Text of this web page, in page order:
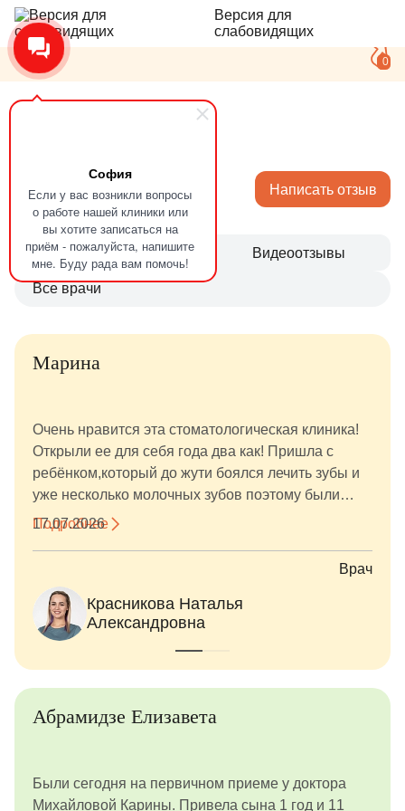
София
Если у вас возникли вопросы
о работе нашей клиники или
вы хотите записаться на
приём - пожалуйста, напишите
мне. Буду рада вам помочь!
Версия для
слабовидящих
0
Отзывы Написать отзыв
Все врачи
Все Видеоотзывы
Марина
Очень нравится эта стоматологическая клиника!
Открыли ее для себя года два как! Пришла с
ребёнком,который до жути боялся лечить зубы и
уже несколько молочных зубов поэтому были
потеряны. Нам очень повезло встретить
Наталью Александровну, благодаря ей навели
полный порядок во рту и сохранили до нужного
часа молочные зубки (новые технологии творят
чудеса)! И по совету Натальи Александровны
обратились к ортодонту в этой же клинике
Егоровой Ольге Константиновне! Именно она и
занялась сложной задачей по сохранению места
под будущие коренные зубки! Очень быстро
мы дождались маленьких побед, зубки коренные
появляются и ничего им не препятствует, ну а
Подробнее
17.07.2026
Врач
Красникова Наталья
Александровна
Абрамидзе Елизавета
Были сегодня на первичном приеме у доктора
Михайловой Карины. Привела сына 1 год и 11